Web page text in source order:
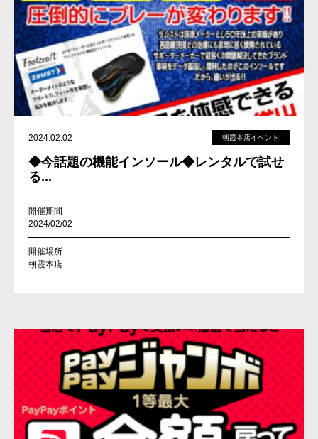
2024.02.02 朝霞本店イベント
◆今話題の機能インソール◆レンタルで試せ
る...
開催期間
2024/02/02-
開催場所
朝霞本店